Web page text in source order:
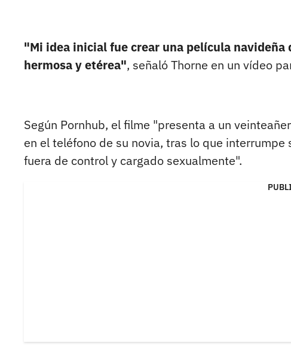
"Mi idea inicial fue crear una película navideña
hermosa y etérea", señaló Thorne en un vídeo
Según Pornhub, el filme "presenta a un
en el teléfono de su novia, tras lo que
fuera de control y cargado sexualmente".